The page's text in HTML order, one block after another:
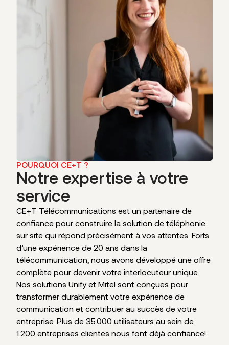
POURQUOI CE+T ?
Notre expertise à votre
service
CE+T Télécommunications est un partenaire de
confiance pour construire la solution de téléphonie
sur site qui répond précisément à vos attentes. Forts
d’une expérience de 20 ans dans la
télécommunication, nous avons développé une offre
complète pour devenir votre interlocuteur unique.
Nos solutions Unify et Mitel sont conçues pour
transformer durablement votre expérience de
communication et contribuer au succès de votre
entreprise. Plus de 35.000 utilisateurs au sein de
1.200 entreprises clientes nous font déjà confiance!